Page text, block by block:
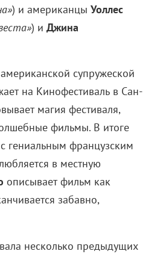
) и американцы Уоллес
) и Джина
супружеской
на Кинофестиваль в Сан-
магия фестиваля,
фильмы. В итоге
гениальным французским
в местную
описывает фильм как
забавно,
несколько предыдущих